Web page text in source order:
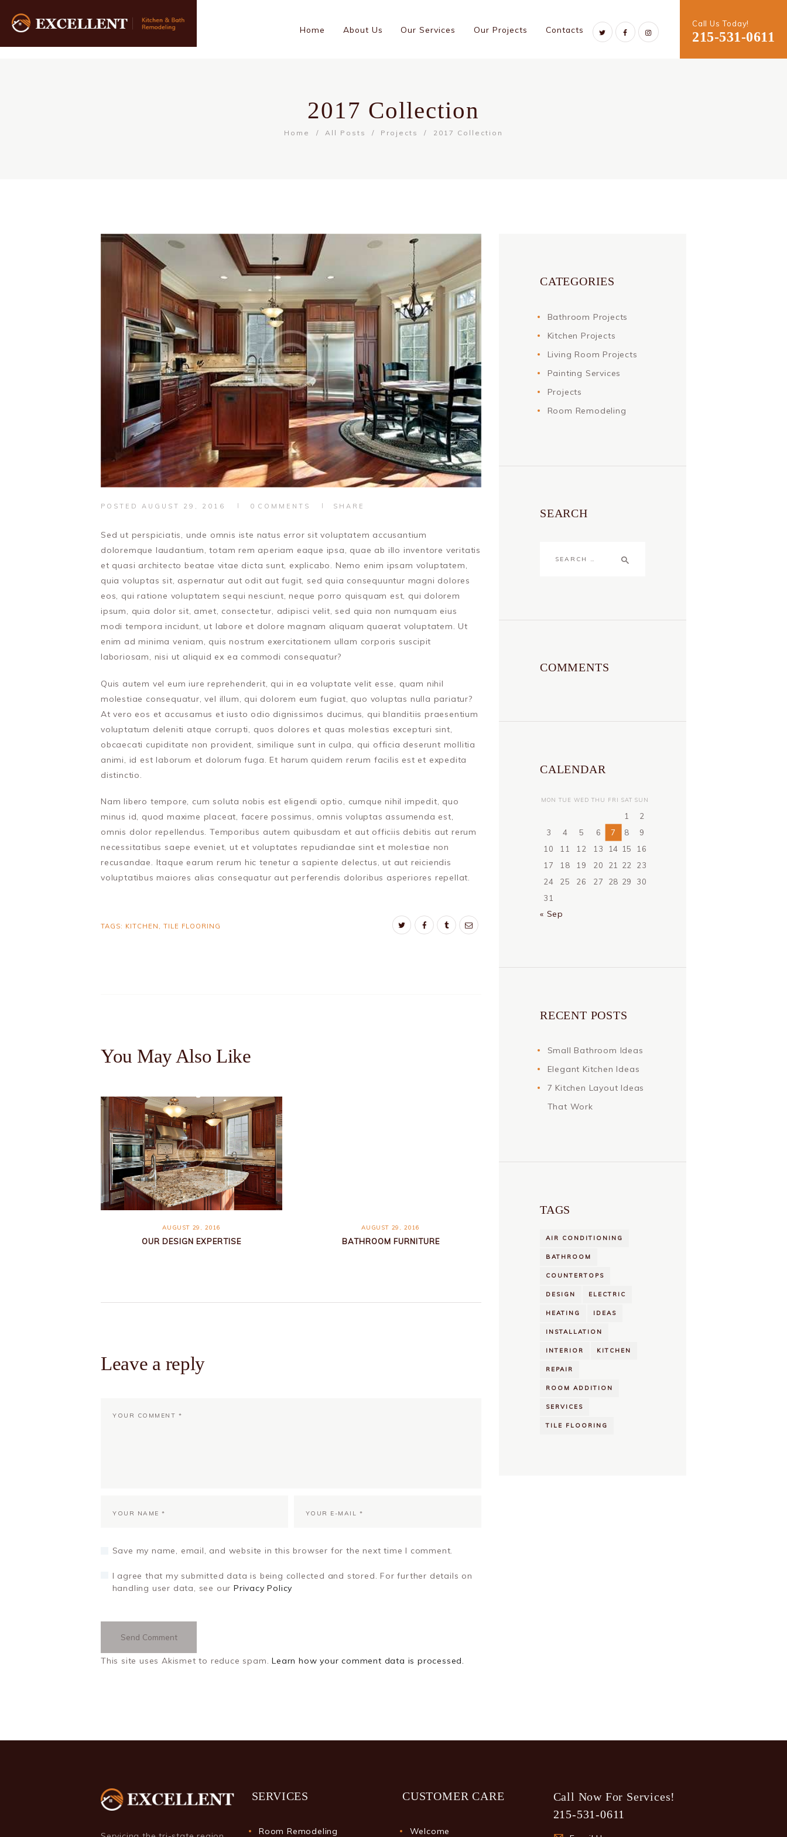
Call Us Today!
215-531-0611
Home About Us Our Services Our Projects Contacts
2017 Collection
Home All Posts Projects 2017 Collection
POSTED AUGUST 29, 2016 0 COMMENTS SHARE
Sed ut perspiciatis, unde omnis iste natus error sit voluptatem accusantium
doloremque laudantium, totam rem aperiam eaque ipsa, quae ab illo inventore veritatis
et quasi architecto beatae vitae dicta sunt, explicabo. Nemo enim ipsam voluptatem,
quia voluptas sit, aspernatur aut odit aut fugit, sed quia consequuntur magni dolores
eos, qui ratione voluptatem sequi nesciunt, neque porro quisquam est, qui dolorem
ipsum, quia dolor sit, amet, consectetur, adipisci velit, sed quia non numquam eius
modi tempora incidunt, ut labore et dolore magnam aliquam quaerat voluptatem. Ut
enim ad minima veniam, quis nostrum exercitationem ullam corporis suscipit
laboriosam, nisi ut aliquid ex ea commodi consequatur?
Quis autem vel eum iure reprehenderit, qui in ea voluptate velit esse, quam nihil
molestiae consequatur, vel illum, qui dolorem eum fugiat, quo voluptas nulla pariatur?
At vero eos et accusamus et iusto odio dignissimos ducimus, qui blanditiis praesentium
voluptatum deleniti atque corrupti, quos dolores et quas molestias excepturi sint,
obcaecati cupiditate non provident, similique sunt in culpa, qui officia deserunt mollitia
animi, id est laborum et dolorum fuga. Et harum quidem rerum facilis est et expedita
distinctio.
Nam libero tempore, cum soluta nobis est eligendi optio, cumque nihil impedit, quo
minus id, quod maxime placeat, facere possimus, omnis voluptas assumenda est,
omnis dolor repellendus. Temporibus autem quibusdam et aut officiis debitis aut rerum
necessitatibus saepe eveniet, ut et voluptates repudiandae sint et molestiae non
recusandae. Itaque earum rerum hic tenetur a sapiente delectus, ut aut reiciendis
voluptatibus maiores alias consequatur aut perferendis doloribus asperiores repellat.
TAGS: KITCHEN TILE FLOORING
You May Also Like
AUGUST 29, 2016
OUR DESIGN EXPERTISE
AUGUST 29, 2016
BATHROOM FURNITURE
Leave a reply
Save my name, email, and website in this browser for the next time I comment.
I agree that my submitted data is being collected and stored. For further details on
handling user data, see our Privacy Policy
This site uses Akismet to reduce spam.Learn how your comment data is processed.
CATEGORIES
Bathroom Projects
Kitchen Projects
Living Room Projects
Painting Services
Projects
Room Remodeling
SEARCH
COMMENTS
CALENDAR
MON TUE WED THU FRI SAT SUN
1
2
3
4 5 6 7 8
9
10
11 12 13 14 15
16
17
18 19 20 21 22
23
24
25 26 27 28 29
30
31
« Sep
RECENT POSTS
Small Bathroom Ideas
Elegant Kitchen Ideas
7 Kitchen Layout Ideas
That Work
TAGS
AIR CONDITIONING
BATHROOM
COUNTERTOPS
DESIGN ELECTRIC
HEATING IDEAS
INSTALLATION
INTERIOR KITCHEN
REPAIR
ROOM ADDITION
SERVICES
TILE FLOORING
SERVICES
Room Remodeling
CUSTOMER CARE
Welcome
Call Now For Services!
215-531-0611